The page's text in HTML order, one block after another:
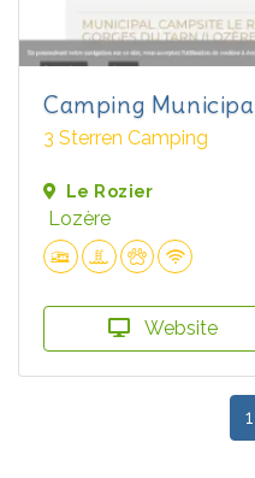
Camping
3 Sterren Camping
Le Rozier
Lozère
Website
1